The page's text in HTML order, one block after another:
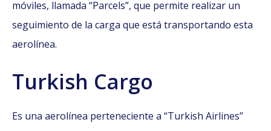
móviles, llamada “Parcels”, que permite realizar un
seguimiento de la carga que está transportando esta
aerolínea.
Turkish Cargo
Es una aerolínea perteneciente a “Turkish Airlines”